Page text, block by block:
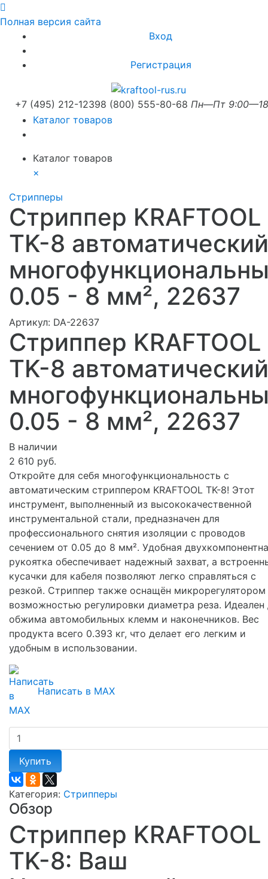
Полная версия сайта
Вход
Регистрация
+7 (495) 212-12398 (800) 555-80-68 Пн—Пт
Каталог товаров
Каталог товаров
×
Стрипперы
Стриппер KRAFTOOL
TK-8
0.05 - 8 мм², 22637
Артикул: DA-22637
Стриппер KRAFTOOL
TK-8
0.05 - 8 мм², 22637
В наличии
2 610 руб.
Откройте для себя многофункциональность с
автоматическим стриппером KRAFTOOL TK-8! Этот
инструмент, выполненный из высококачественной
инструментальной стали, предназначен для
профессионального снятия изоляции с проводов
сечением от 0.05 до 8 мм². Удобная
рукоятка обеспечивает надежный захват, а
кусачки для кабеля позволяют легко справляться с
резкой. Стриппер также оснащён микрорегулятором
возможностью регулировки диаметра реза. Идеален
обжима автомобильных клемм и наконечников. Вес
продукта всего 0.393 кг, что делает его легким и
удобным в использовании.
Написать в MAX
Купить
Категория: Стрипперы
Обзор
Стриппер KRAFTOOL
TK-8: Ваш